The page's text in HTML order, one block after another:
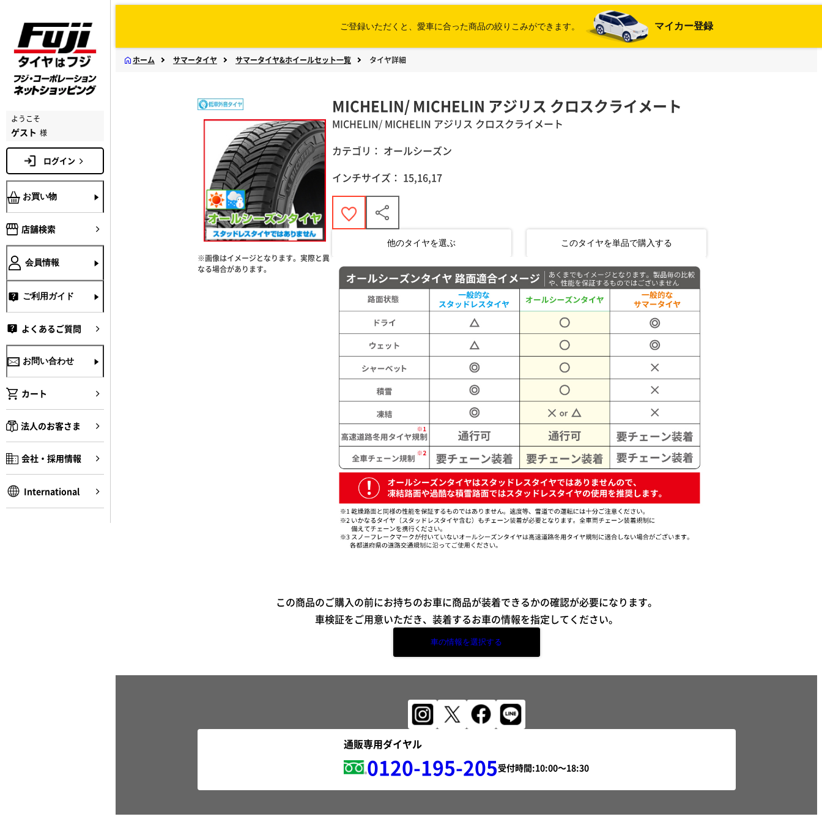
ようこそ
ゲスト 様
ログイン
お買い物
店舗検索
会員情報
ご利用ガイド
よくあるご質問
お問い合わせ
カート
法人のお客さま
会社・採用情報
International
ご登録いただくと、愛車に合った商品の絞りこみができます。 マイカー登録
ホーム サマータイヤ サマータイヤ&ホイールセット一覧 タイヤ詳細
※画像はイメージとなります。実際と異
なる場合があります。
MICHELIN/ MICHELIN アジリス クロスクライメート
MICHELIN/ MICHELIN アジリス クロスクライメート
カテゴリ： オールシーズン
インチサイズ： 15,16,17
他のタイヤを選ぶ このタイヤを単品で購入する
この商品のご購入の前にお持ちのお車に商品が装着できるかの確認が必要になります。
車検証をご用意いただき、装着するお車の情報を指定してください。
車の情報を選択する
通販専用ダイヤル
0120-195-205受付時間: